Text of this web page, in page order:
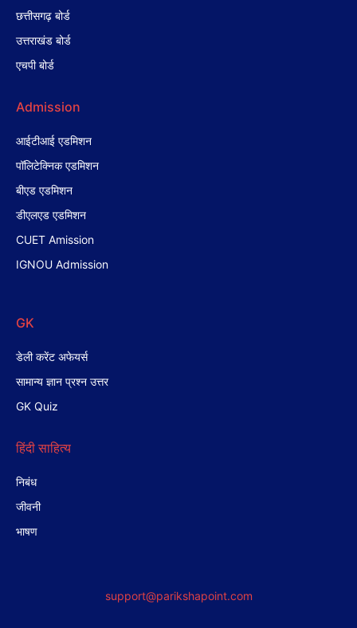
छत्तीसगढ़ बोर्ड
उत्तराखंड बोर्ड
एचपी बोर्ड
Admission
आईटीआई एडमिशन
पॉलिटेक्निक एडमिशन
बीएड एडमिशन
डीएलएड एडमिशन
CUET Amission
IGNOU Admission
GK
डेली करेंट अफेयर्स
सामान्य ज्ञान प्रश्न उत्तर
GK Quiz
हिंदी साहित्य
निबंध
जीवनी
भाषण
support@parikshapoint.com